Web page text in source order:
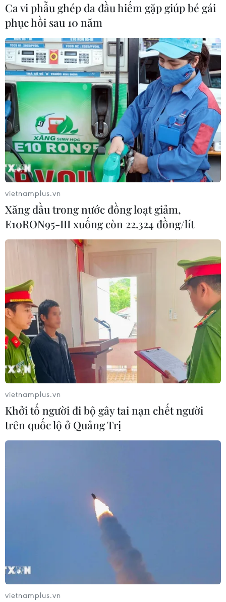
TIN CÙNG CHUYÊN MỤC
Xã Tây Giang khai mạc Ngày hội văn
hóa Cơ Tu lần thứ 1
06/08/2026 10:38
Độc đáo Lễ hội đuốc tại tỉnh
Làng cổ tại Trung Quốc lung
linh trong lễ diễu hành đèn lồng cá
Sẵn sàng cho Lễ hội Việt Nam-Hàn
Ca vi phẫu ghép da đầu hiếm gặp giúp bé gái
phục hồi sau 10 năm
vietnamplus.vn
Xăng dầu trong nước đồng loạt giảm,
E10RON95-III xuống còn 22.324 đồng/lít
vietnamplus.vn
Khởi tố người đi bộ gây tai nạn chết người
trên quốc lộ ở Quảng Trị
vietnamplus.vn